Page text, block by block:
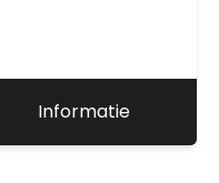
Informatie